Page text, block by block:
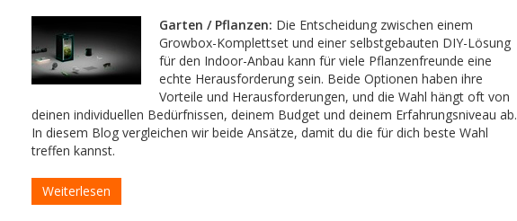
Garten / Pflanzen: Die Entscheidung zwischen einem
Growbox-Komplettset und einer selbstgebauten DIY-Lösung
für den Indoor-Anbau kann für viele Pflanzenfreunde eine
echte Herausforderung sein. Beide Optionen haben ihre
Vorteile und Herausforderungen, und die Wahl hängt oft von
deinen individuellen Bedürfnissen, deinem Budget und deinem Erfahrungsniveau ab.
In diesem Blog vergleichen wir beide Ansätze, damit du die für dich beste Wahl
treffen kannst.
Weiterlesen